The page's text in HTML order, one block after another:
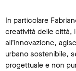
In particolare
creatività delle città,
all’innovazione,
urbano sostenibile,
progettuale e non